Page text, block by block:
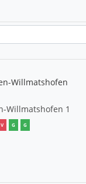
Willmatshofen 1
V G G